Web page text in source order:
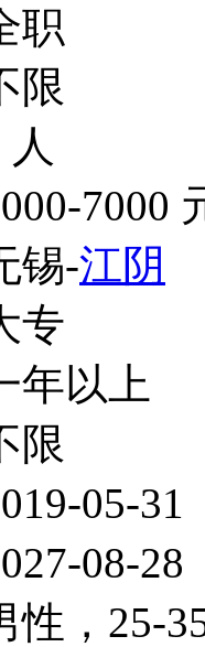
职
限
7000
锡-江阴
专
年以上
限
05-31
08-28
性，25-